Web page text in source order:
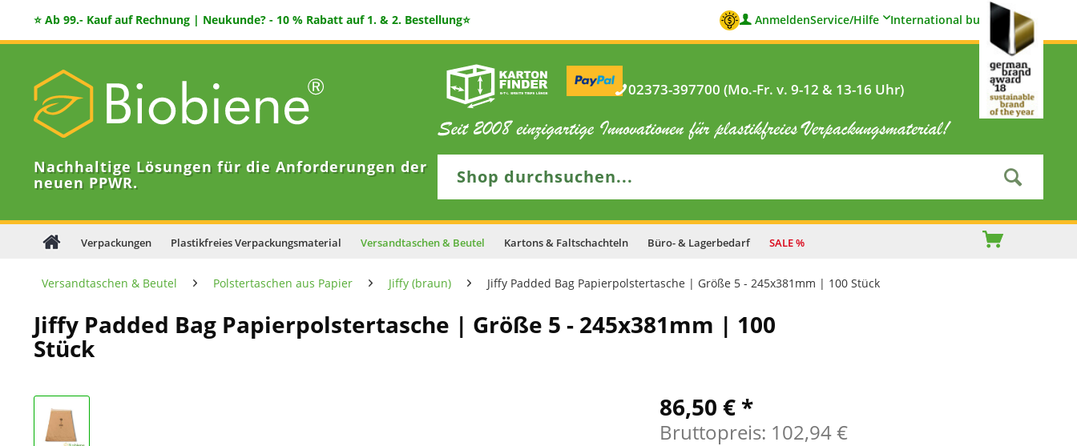
⭐ Ab 99.- Kauf auf Rechnung | Neukunde? - 10 % Rabatt auf 1. & 2. Bestellung⭐ AnmeldenService/Hilfe International buyers
Nachhaltige Lösungen für die Anforderungen der
neuen PPWR.
02373-397700 (Mo.-Fr. v. 9-12 & 13-16 Uhr)
Verpackungen Plastikfreies Verpackungsmaterial Versandtaschen & Beutel Kartons & Faltschachteln Büro- & Lagerbedarf SALE %
Versandtaschen & Beutel Polstertaschen aus Papier Jiffy (braun) Jiffy Padded Bag Papierpolstertasche | Größe 5 - 245x381mm | 100 Stück
Jiffy Padded Bag Papierpolstertasche | Größe 5 - 245x381mm | 100
Stück
86,50 € *
Bruttopreis: 102,94 €